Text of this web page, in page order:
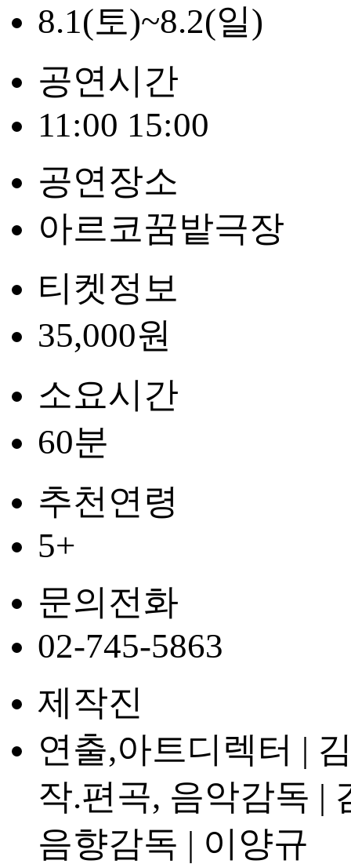
8.1(토)~8.2(일)
공연시간
11:00 15:00
공연장소
아르코꿈밭극장
티켓정보
35,000원
소요시간
60분
추천연령
5+
문의전화
02-745-5863
제작진
연출,아트디렉터 |
작.편곡, 음악감독 |
음향감독 | 이양규